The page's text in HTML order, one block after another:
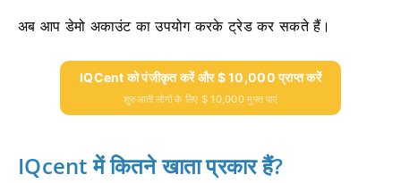
अब आप डेमो अकाउंट का उपयोग करके ट्रेड कर सकते हैं।
IQCent को पंजीकृत करें और $ 10,000 प्राप्त करें
शुरुआती लोगों के लिए $ 10,000 मुफ्त पाएं
IQcent में कितने खाता प्रकार हैं?